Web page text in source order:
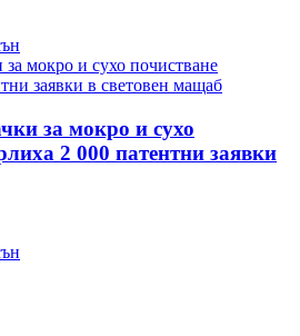
за мокро и сухо
2 000 патентни заявки